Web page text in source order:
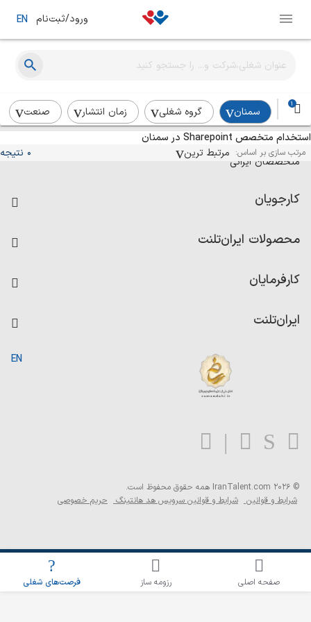
ورود/ثبت‌نام EN
1
سمنان گروه شغلی زمان انتشار
صنعت
استخدام متخصص Sharepoint در سمنان
مرتب سازی بر اساس: مرتبط ترین 0 نتیجه
اطلاع‌رسانی شغلی را برای این جستجو فعال کنید
آگهی‌های استخدام و همکاری برای
متخصصان ایرانی
کارجویان
رزومه ساز
امتیاز شرکت‌ها
محصولات ایران‌تلنت
کاردیکس
کارفرمایان
ایران‌تلنت
بلاگ
EN
© 2026 IranTalent.com
همه حقوق محفوظ است.
شرایط و قوانین شرایط و قوانین سرویس هد هانتینگ حریم خصوصی
صفحه اصلی رزومه ساز فرصت‌های شغلی